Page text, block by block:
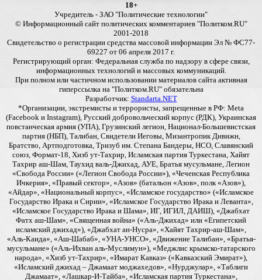
18+
Учредитель - ЗАО "Политические технологии"
© Информационный сайт политических комментариев "Политком.RU"
2001-2018
Свидетельство о регистрации средства массовой информации Эл № ФС77-
69227 от 06 апреля 2017 г.
Регистрирующий орган: Федеральная служба по надзору в сфере связи,
информационных технологий и массовых коммуникаций.
При полном или частичном использовании материалов сайта активная
гиперссылка на "Политком.RU" обязательна
Разработчик: Standarta.NET
*Организации, экстремисты и террористы, запрещенные в РФ: Meta
(Facebook и Instagram), Русский добровольческий корпус (РДК), Украинская
повстанческая армия (УПА), Грузинский легион, Национал-Большевистская
партия (НБП), Талибан, Свидетели Иеговы, Мизантропик Дивижн,
Братство, Артподготовка, Тризуб им. Степана Бандеры, НСО, Славянский
союз, Формат-18, Хизб ут-Тахрир, Исламская партия Туркестана, Хайят
Тахрир аш-Шам, Таухид валь-Джихад, АУЕ, Братья мусульмане, Легион
«Свобода России» («Легион Свобода России»), «Чеченская Республика
Ичкерия», «Правый сектор», «Азов» (батальон «Азов», полк «Азов»),
«Айдар», «Национальный корпус», «Исламское государство» («Исламское
Государство Ирака и Сирии», «Исламское Государство Ирака и Леванта»,
«Исламское Государство Ирака и Шама», ИГ, ИГИЛ, ДАИШ), «Джабхат
Фатх аш-Шам», «Священная война» («Аль-Джихад» или «Египетский
исламский джихад»), «Джабхат ан-Нусра», «Хайят Тахрир-аш-Шам»,
«Аль-Каида», «Аш-Шабаб», «УНА-УНСО», «Движение Талибан», «Братья-
мусульмане» («Аль-Ихван аль-Муслимун»), «Меджлис крымско-татарского
народа», «Хизб ут-Тахрир», «Имарат Кавказ» («Кавказский Эмират»),
«Исламский джихад – Джамаат моджахедов», «Нурджулар», «Таблиги
Джамаат», «Лашкар-И-Тайба», «Исламская партия Туркестана»,